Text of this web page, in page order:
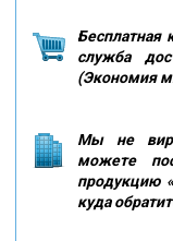
Бесплатная
служба
(Экономия
Мы не
можете
продукцию
куда